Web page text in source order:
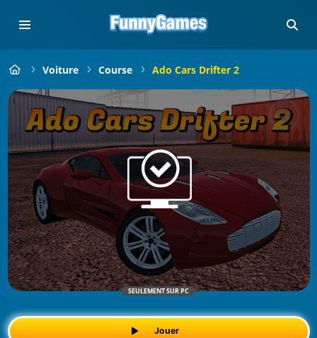
Voiture Course Ado Cars Drifter 2
SEULEMENT SUR PC
Jouer